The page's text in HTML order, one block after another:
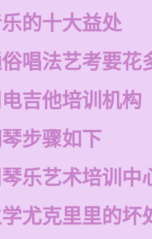
的十大益处
唱法艺考要花
吉他培训机构
步骤如下
乐艺术培训中
尤克里里的坏